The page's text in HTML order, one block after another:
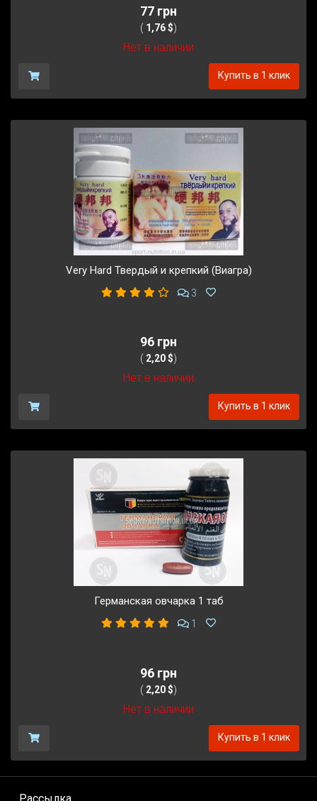
77 грн
( 1,76 $)
Нет в наличии
Купить в 1 клик
Very Hard Твердый и крепкий (Виагра)
3
96 грн
( 2,20 $)
Нет в наличии
Купить в 1 клик
Германская овчарка 1 таб
1
96 грн
( 2,20 $)
Нет в наличии
Купить в 1 клик